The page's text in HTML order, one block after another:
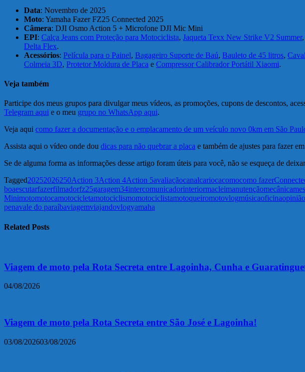
Data: Novembro de 2025
Moto: Yamaha Fazer FZ25 Connected 2025
Câmera: DJI Osmo Action 5 + Microfone DJI Mic Mini
EPI: Calça Jeans com Proteção para Motociclista, Jaqueta Texx New Strike V2 Summer,
Delta Flex.
Acessórios: Película para o Painel, Bagageiro Suporte de Baú, Bauleto de 45 litros,
Colmeia 3D, Protetor Moldura de Placa e Compressor Calibrador Portátil Xiaomi.
Veja também
Participe dos meus grupos para divulgar meus vídeos, as promoções, cupons de descontos,
Telegram aqui e o meu grupo no WhatsApp aqui.
Veja aqui como fazer a documentação e o emplacamento de um veículo novo 0km em São
Assista aqui o vídeo onde dou dicas para não quebrar a placa e também de ajustes para fazer
Se de alguma forma as informações desse artigo foram úteis para você, não se esqueça de
Tagged20252026250Action 3Action 4Action 5avaliaçãocanalcariocacomocomo fazer
boaescutarfazerfilmadorfz25garagem34intercomunicadorinteriormacleimanutençãomecânica
Minimotomotocamotocicletamotociclismomotociclistamotoqueiromotovlogmúsicaoficinaopinião
penavale do paraíbaviagemviajandovlogyamaha
Related Posts
Viagem de moto pela Rota Secreta entre Lagoinha, Cunha e
04/08/2026
Viagem de moto pela Rota Secreta entre São José e Lagoinha!
03/08/202603/08/2026